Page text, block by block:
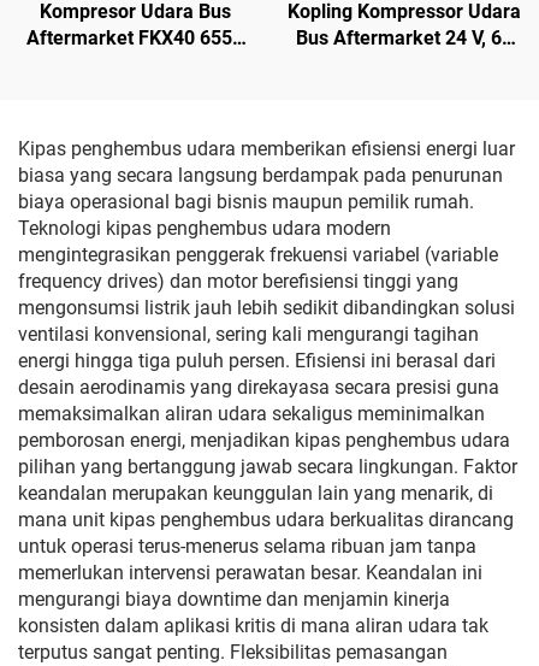
Kompresor Udara Bus
Aftermarket FKX40 655K
Kopling Kompressor Udara
Bus Aftermarket 24 V, 60
Kipas penghembus udara memberikan efisiensi energi luar
biasa yang secara langsung berdampak pada penurunan
biaya operasional bagi bisnis maupun pemilik rumah.
Teknologi kipas penghembus udara modern
mengintegrasikan penggerak frekuensi variabel (variable
frequency drives) dan motor berefisiensi tinggi yang
mengonsumsi listrik jauh lebih sedikit dibandingkan solusi
ventilasi konvensional, sering kali mengurangi tagihan
energi hingga tiga puluh persen. Efisiensi ini berasal dari
desain aerodinamis yang direkayasa secara presisi guna
memaksimalkan aliran udara sekaligus meminimalkan
pemborosan energi, menjadikan kipas penghembus udara
pilihan yang bertanggung jawab secara lingkungan. Faktor
keandalan merupakan keunggulan lain yang menarik, di
mana unit kipas penghembus udara berkualitas dirancang
untuk operasi terus-menerus selama ribuan jam tanpa
memerlukan intervensi perawatan besar. Keandalan ini
mengurangi biaya downtime dan menjamin kinerja
konsisten dalam aplikasi kritis di mana aliran udara tak
terputus sangat penting. Fleksibilitas pemasangan